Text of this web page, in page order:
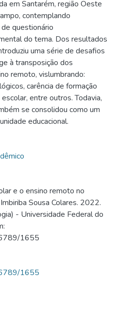
em Santarém, região Oeste
contemplando
questionário
do tema. Dos resultados
uma série de desafios
à transposição dos
remoto, vislumbrando:
carência de formação
entre outros. Todavia,
se consolidou como um
educacional.
e o ensino remoto no
Sousa Colares. 2022.
- Universidade Federal do
1655
1655